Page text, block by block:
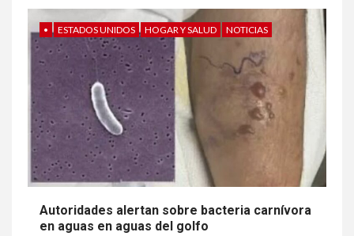
• ESTADOS UNIDOS HOGAR Y SALUD NOTICIAS
Autoridades alertan sobre bacteria carnívora
en aguas en aguas del golfo